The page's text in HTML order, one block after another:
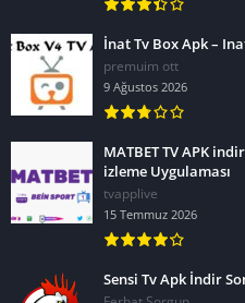
İnat Tv Box Apk –
premuim ott
9 Ağustos 2026
MATBET TV APK
izleme Uygulaması
tvapplive
15 Temmuz 2026
Sensi Tv Apk İndir